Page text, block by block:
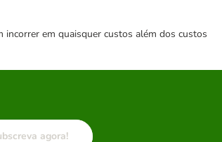
em quaisquer custos além dos custos
agora!